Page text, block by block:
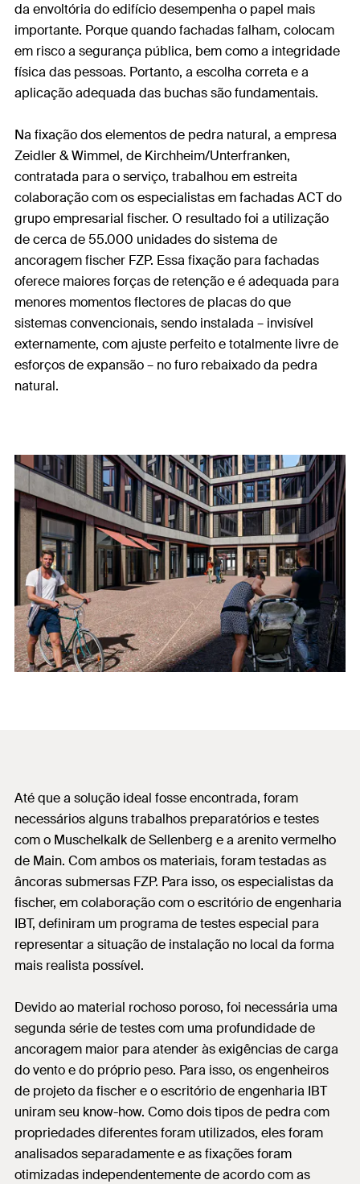
da envoltória do edifício desempenha o papel mais
importante. Porque quando fachadas falham, colocam
em risco a segurança pública, bem como a integridade
física das pessoas. Portanto, a escolha correta e a
aplicação adequada das buchas são fundamentais.
Na fixação dos elementos de pedra natural, a empresa
Zeidler & Wimmel, de Kirchheim/Unterfranken,
contratada para o serviço, trabalhou em estreita
colaboração com os especialistas em fachadas ACT do
grupo empresarial fischer. O resultado foi a utilização
de cerca de 55.000 unidades do sistema de
ancoragem fischer FZP. Essa fixação para fachadas
oferece maiores forças de retenção e é adequada para
menores momentos flectores de placas do que
sistemas convencionais, sendo instalada – invisível
externamente, com ajuste perfeito e totalmente livre de
esforços de expansão – no furo rebaixado da pedra
natural.
Até que a solução ideal fosse encontrada, foram
necessários alguns trabalhos preparatórios e testes
com o Muschelkalk de Sellenberg e a arenito vermelho
de Main. Com ambos os materiais, foram testadas as
âncoras submersas FZP. Para isso, os especialistas da
fischer, em colaboração com o escritório de engenharia
IBT, definiram um programa de testes especial para
representar a situação de instalação no local da forma
mais realista possível.
Devido ao material rochoso poroso, foi necessária uma
segunda série de testes com uma profundidade de
ancoragem maior para atender às exigências de carga
do vento e do próprio peso. Para isso, os engenheiros
de projeto da fischer e o escritório de engenharia IBT
uniram seu know-how. Como dois tipos de pedra com
propriedades diferentes foram utilizados, eles foram
analisados separadamente e as fixações foram
otimizadas independentemente de acordo com as